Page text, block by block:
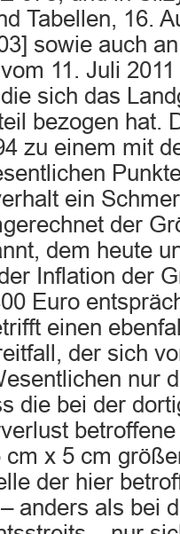
Tabellen, 16.
sowie auch
11. Juli 2011
sich das
bezogen hat.
zu einem mit
ein
der
dem heute
Inflation der
Euro
einen
der sich
nur
die bei der
x 5 cm
der hier
anders als bei